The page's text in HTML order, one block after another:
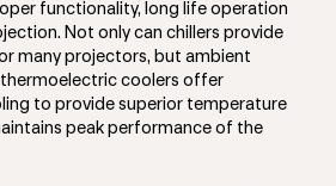
functionality, long life operation
Not only can chillers provide
many projectors, but ambient
thermoelectric coolers offer
to provide superior temperature
peak performance of the